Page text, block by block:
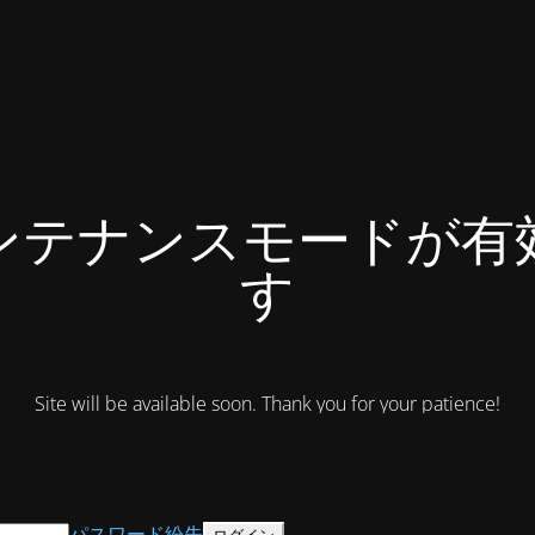
テナンスモードが有
す
Site will be available soon. Thank you for your patience!